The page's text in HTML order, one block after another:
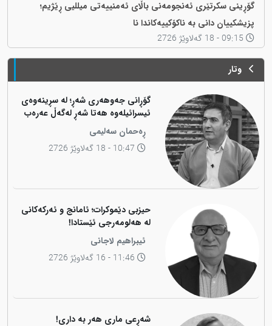
گۆڕینی سکرتێری ئەنجومەنی باڵای ئەمنییەتی میللیی ڕێژیم؛
پزیشکییان دانی بە ناکۆکییەکاندا نا
وتار
گۆڕانی جەوهەری شەڕ؛ لە سڕینەوەی
ئیسرائیلەوە هەتا شەڕ لەگەڵ عەرەب
ڕەحمان سەلیمی
حیزبی دێموکرات؛ ئامانج و ئەرکەکانی
لە هەلومەرجی ئێستادا!
ئیبراهیم لاجانی
شەڕعی ماری هەر بە داری!